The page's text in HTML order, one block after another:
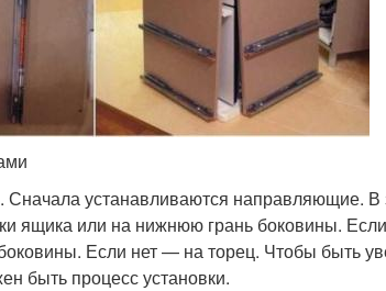
устанавливаются направляющие. В
ящика или на нижнюю грань боковины.
боковины. Если нет — на торец. Чтобы быть
быть процесс установки.